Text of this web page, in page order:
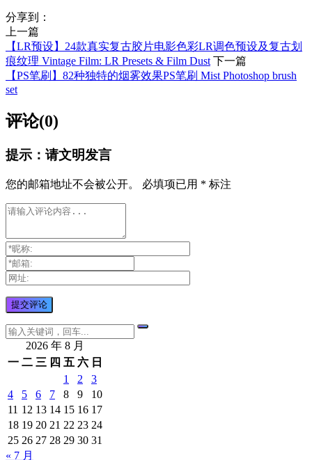
分享到：
上一篇
【LR预设】24款真实复古胶片电影色彩LR调色预设及复古划
痕纹理 Vintage Film: LR Presets & Film Dust 下一篇
【PS笔刷】82种独特的烟雾效果PS笔刷 Mist Photoshop brush
set
评论(0)
提示：请文明发言
您的邮箱地址不会被公开。 必填项已用 * 标注
2026 年 8 月
一 二 三 四 五 六 日
1
2
3
4
5 6 7 8 9
10
11 12 13 14 15 16 17
18 19 20 21 22 23 24
25 26 27 28 29 30 31
« 7 月